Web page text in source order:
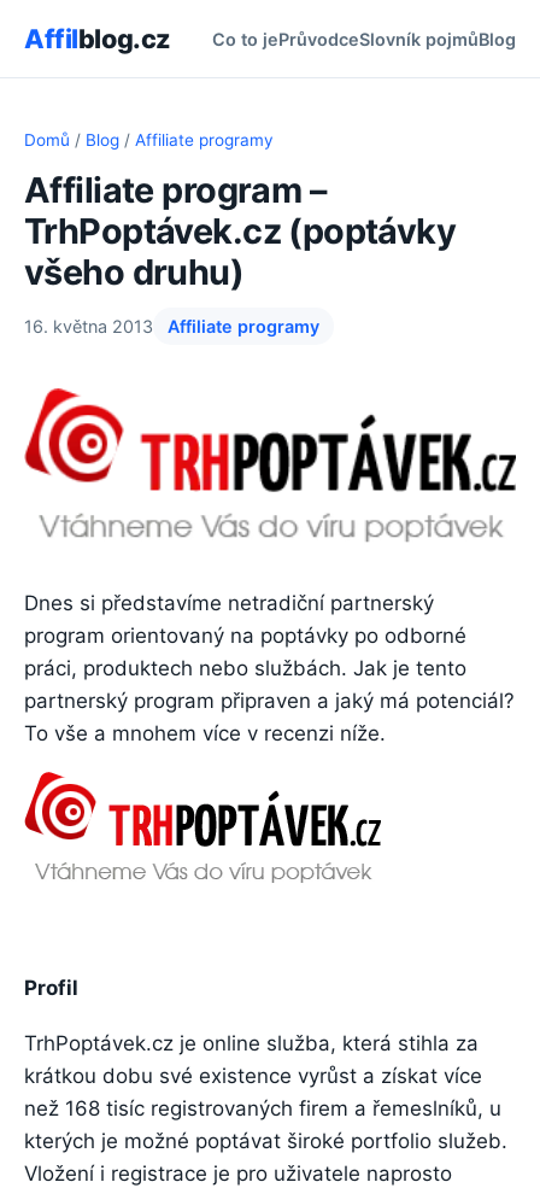
Affilblog.cz Co to jePrůvodceSlovník pojmůBlog
Domů / Blog / Affiliate programy
Affiliate program –
TrhPoptávek.cz (poptávky
všeho druhu)
16. května 2013 Affiliate programy
Dnes si představíme netradiční partnerský
program orientovaný na poptávky po odborné
práci, produktech nebo službách. Jak je tento
partnerský program připraven a jaký má potenciál?
To vše a mnohem více v recenzi níže.
Profil
TrhPoptávek.cz je online služba, která stihla za
krátkou dobu své existence vyrůst a získat více
než 168 tisíc registrovaných firem a řemeslníků, u
kterých je možné poptávat široké portfolio služeb.
Vložení i registrace je pro uživatele naprosto